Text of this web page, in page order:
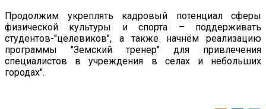
Продолжим укреплять кадровый потенциал сферы
физической культуры и спорта – поддерживать
студентов-"целевиков", а также начнём реализацию
программы "Земский тренер" для привлечения
специалистов в учреждения в селах и небольших
городах".